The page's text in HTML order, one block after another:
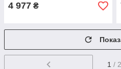
4 977 ₴
1 / 2